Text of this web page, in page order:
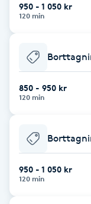
Diamantslipning
Extensions
950 - 1 050 kr
120 min
850 - 950 kr
120 min
950 - 1 050 kr
120 min